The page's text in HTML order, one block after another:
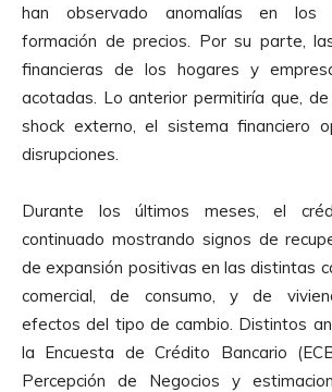
han observado anomalías en los
formación de precios. Por su parte,
financieras de los hogares y
acotadas. Lo anterior permitiría que,
shock externo, el sistema financiero
disrupciones.
Durante los últimos meses, el
continuado mostrando signos de
de expansión positivas en las distintas
comercial, de consumo, y de
efectos del tipo de cambio. Distintos
la Encuesta de Crédito Bancario
Percepción de Negocios y